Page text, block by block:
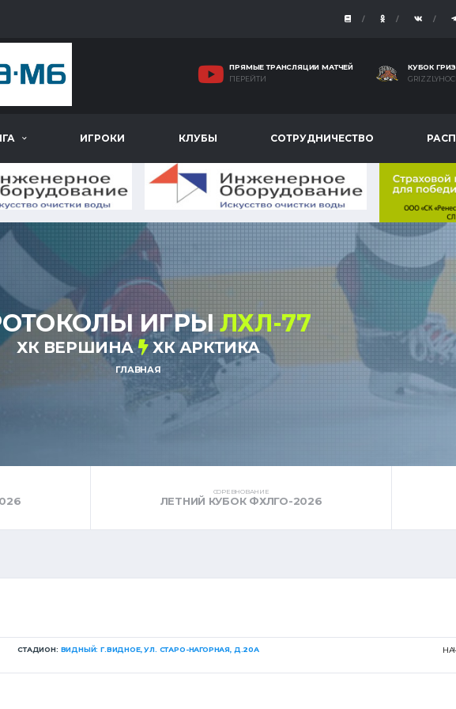
ПРЯМЫЕ ТРАНСЛЯЦИИ МАТЧЕЙ
ПЕРЕЙТИ
КУБОК
ИГРОКИ КЛУБЫ СОТРУДНИЧЕСТВО
ИГРЫЛХЛ-77
ХК ВЕРШИНА ХК АРКТИКА
ГЛАВНАЯ
СОРЕВНОВАНИЕ
ЛЕТНИЙ КУБОК ФХЛГО-2026
СТАДИОН: ВИДНЫЙ: Г.ВИДНОЕ, УЛ. СТАРО-НАГОРНАЯ, Д.20А